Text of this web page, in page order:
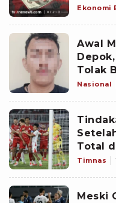
AS di
Ekonomi
Awal
Tolak
Nasional
Total
Timnas
Meski